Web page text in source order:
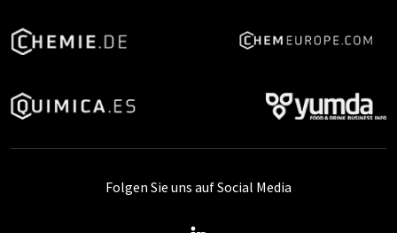
Folgen Sie uns auf Social Media